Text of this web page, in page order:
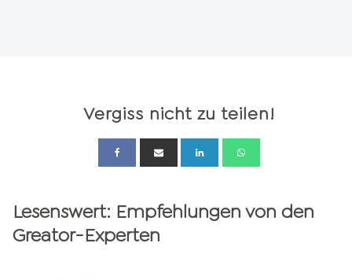
Vergiss nicht zu teilen!
Lesenswert: Empfehlungen von den
Greator-Experten